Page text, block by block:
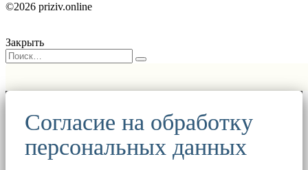
©2026 priziv.online
Закрыть
Согласие на обработку
персональных данных